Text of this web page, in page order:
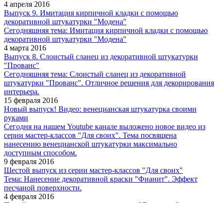
4 апреля 2016
Выпуск 9. Имитация кирпичной кладки с помощью
декоративной штукатурки "Модена"
Сегодняшняя тема: Имитация кирпичной кладки с помощью
декоративной штукатурки "Модена"
4 марта 2016
Выпуск 8. Слоистый сланец из декоративной штукатурки
"Прованс"
Сегодняшняя тема: Слоистый сланец из декоративной
штукатурки "Прованс". Отличное решения для декорирования
интерьера.
15 февраля 2016
Новый выпуск! Видео: венецианская штукатурка своими
руками
Сегодня на нашем Youtube канале выложено новое видео из
серии мастер-классов "Для своих". Тема посвящена
нанесению венецианской штукатурки максимально
доступным способом.
9 февраля 2016
Шестой выпуск из серии мастер-классов "Для своих"
Тема: Нанесение декоративной краски "Фианит". Эффект
песчаной поверхности.
4 февраля 2016